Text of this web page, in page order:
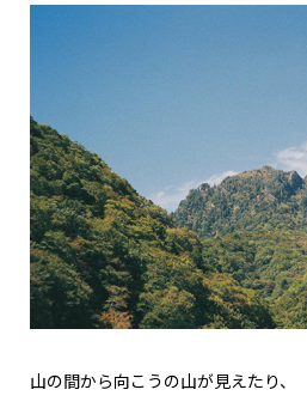
山の間から向こうの山が見えたり、